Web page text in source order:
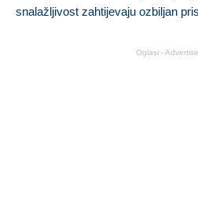
snalažljivost zahtijevaju ozbiljan
Oglasi -